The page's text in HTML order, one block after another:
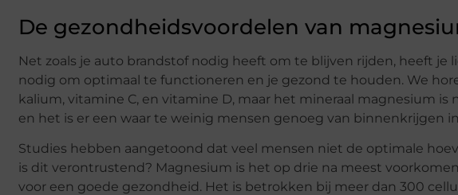
De gezondheidsvoordelen van
Net zoals je auto brandstof nodig heeft om te blijven rijden, heeft je
nodig om optimaal te functioneren en je gezond te houden. We
kalium, vitamine C, en vitamine D, maar het mineraal magnesium is
en het is er een waar te weinig mensen genoeg van binnenkrijgen
Studies hebben aangetoond dat veel mensen niet de optimale
is dit verontrustend? Magnesium is het op drie na meest
voor een goede gezondheid. Het is betrokken bij meer dan 300